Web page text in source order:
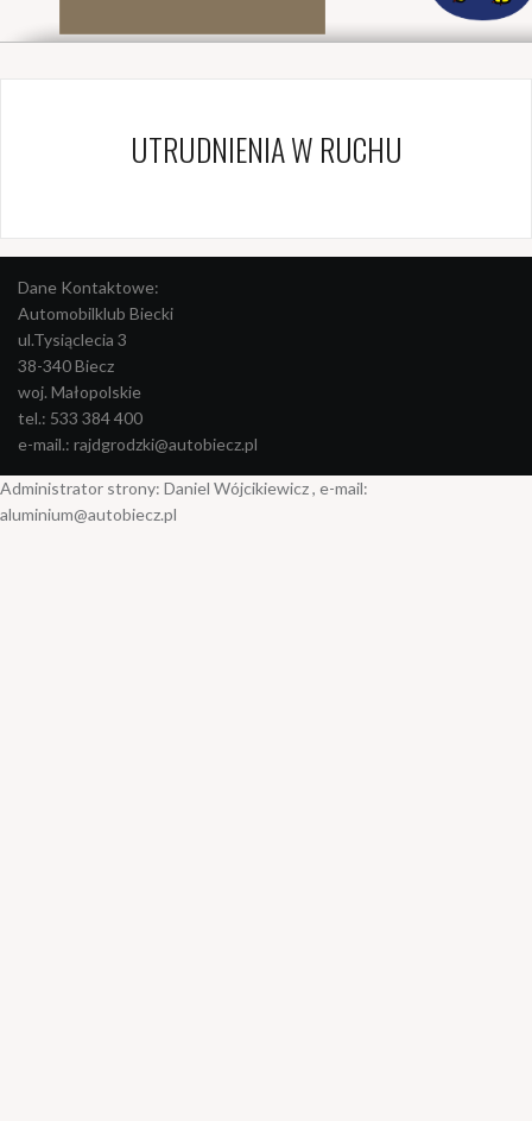
UTRUDNIENIA W RUCHU
Dane Kontaktowe:
Automobilklub Biecki
ul.Tysiąclecia 3
38-340 Biecz
woj. Małopolskie
tel.: 533 384 400
e-mail.: rajdgrodzki@autobiecz.pl
Administrator strony: Daniel Wójcikiewicz , e-mail:
aluminium@autobiecz.pl